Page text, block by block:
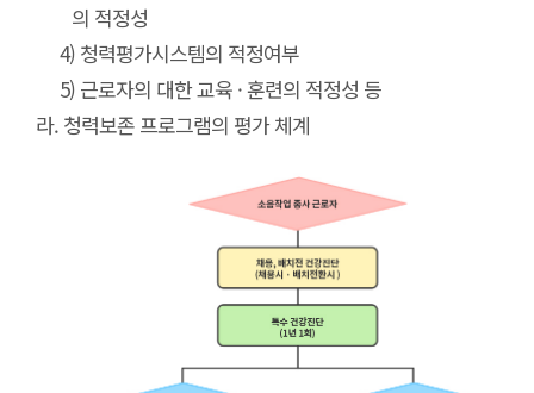
의 적정성
4)청력평가시스템의 적정여부
5)근로자의 대한 교육 · 훈련의 적정성 등
라.청력보존 프로그램의 평가 체계